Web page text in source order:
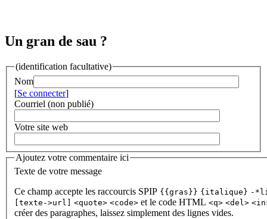
Un gran de sau ?
(identification facultative)
Nom
[Se connecter]
Courriel (non publié)
Votre site web
Ajoutez votre commentaire ici
Texte de votre message
Ce champ accepte les raccourcis SPIP {{gras}} {italique} -
[texte->url]
<quote> <code> et le code HTML <q> <del>
créer des paragraphes, laissez simplement des lignes vides.